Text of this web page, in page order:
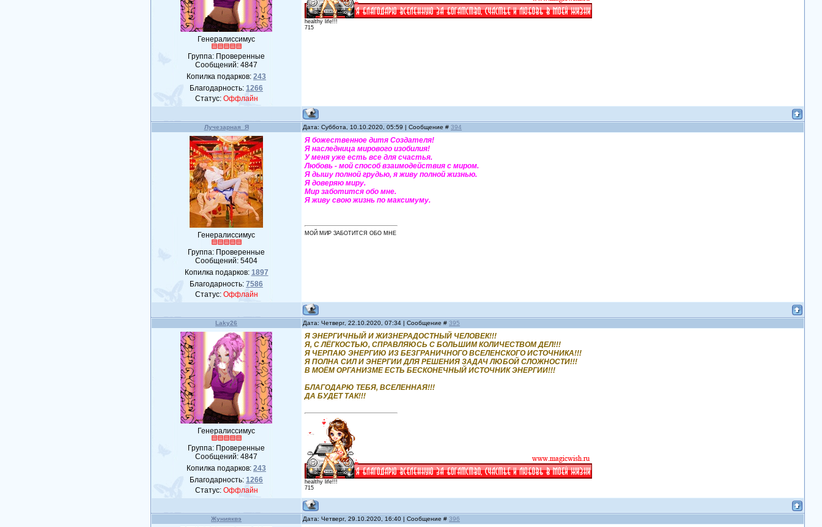
Генералиссимус
Группа: Проверенные
Сообщений:4847
Копилка подарков:243
Благодарность:1266
Статус: Оффлайн
healthy life!!!
715
Лучезарная_Я Дата: Суббота, 10.10.2020, 05:59 | Сообщение #394
Генералиссимус
Группа: Проверенные
Сообщений:5404
Копилка подарков: 1897
Благодарность:7586
Статус: Оффлайн
Я божественное дитя Создателя!
Я наследница мирового изобилия!
У меня уже есть все для счастья.
Любовь - мой способ взаимодействия с миром.
Я дышу полной грудью, я живу полной жизнью.
Я доверяю миру.
Мир заботится обо мне.
Я живу свою жизнь по максимуму.
МОЙ МИР ЗАБОТИТСЯ ОБО МНЕ
Laky26 Дата: Четверг, 22.10.2020, 07:34 | Сообщение #395
Генералиссимус
Группа: Проверенные
Сообщений:4847
Копилка подарков:243
Благодарность:1266
Статус: Оффлайн
Я ЭНЕРГИЧНЫЙ И ЖИЗНЕРАДОСТНЫЙ ЧЕЛОВЕК!!!
Я, С ЛЁГКОСТЬЮ, СПРАВЛЯЮСЬ С БОЛЬШИМ КОЛИЧЕСТВОМ ДЕЛ!!!
Я ЧЕРПАЮ ЭНЕРГИЮ ИЗ БЕЗГРАНИЧНОГО ВСЕЛЕНСКОГО ИСТОЧНИКА!!!
Я ПОЛНА СИЛ И ЭНЕРГИИ ДЛЯ РЕШЕНИЯ ЗАДАЧ ЛЮБОЙ СЛОЖНОСТИ!!!
В МОЁМ ОРГАНИЗМЕ ЕСТЬ БЕСКОНЕЧНЫЙ ИСТОЧНИК ЭНЕРГИИ!!!
БЛАГОДАРЮ ТЕБЯ, ВСЕЛЕННАЯ!!!
ДА БУДЕТ ТАК!!!
healthy life!!!
715
Жунияквэ Дата: Четверг, 29.10.2020, 16:40 | Сообщение #396